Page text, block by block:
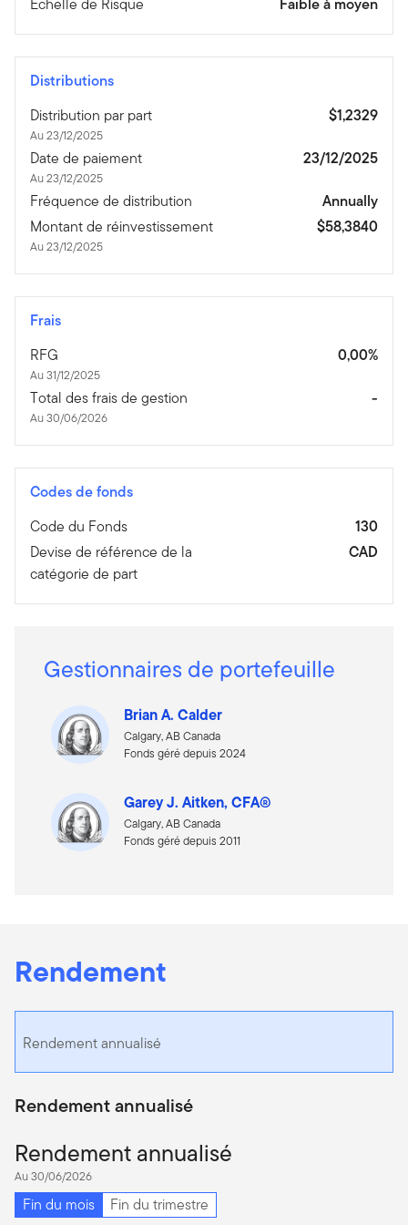
Echelle de Risque Faible à moyen
Distributions
Distribution par part
Au 23/12/2025
$1,2329
Date de paiement
Au 23/12/2025
23/12/2025
Fréquence de distribution
Annually
Montant de réinvestissement
Au 23/12/2025
$58,3840
Frais
RFG
Au 31/12/2025
0,00%
Total des frais de gestion
Au 30/06/2026
-
Codes de fonds
Code du Fonds
130
Devise de référence de la
catégorie de part
CAD
Gestionnaires de portefeuille
Brian A. Calder
Calgary, AB Canada
Fonds géré depuis 2024
Garey J. Aitken, CFA®
Calgary, AB Canada
Fonds géré depuis 2011
Rendement
Rendement annualisé
Rendement annualisé
Rendement annualisé
Au 30/06/2026
Fin du mois
Fin du trimestre